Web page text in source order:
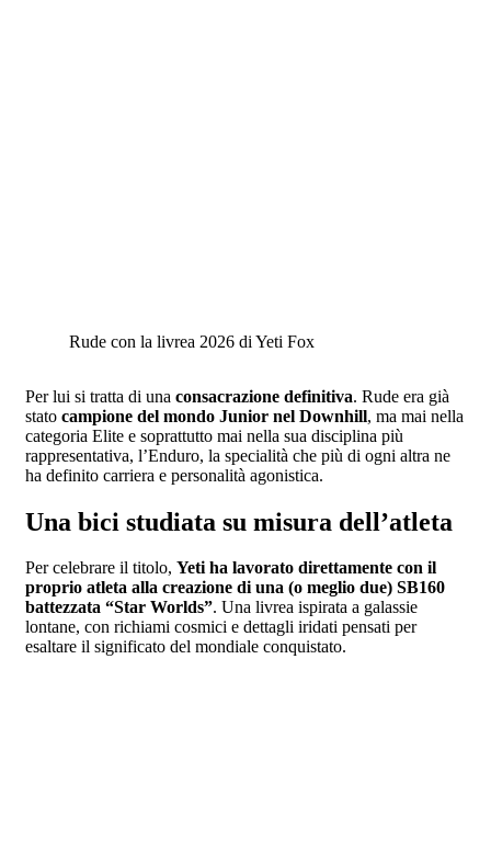
Rude con la livrea 2026 di Yeti Fox
Per lui si tratta di una consacrazione definitiva. Rude era già
stato campione del mondo Junior nel Downhill, ma mai nella
categoria Elite e soprattutto mai nella sua disciplina più
rappresentativa, l’Enduro, la specialità che più di ogni altra ne
ha definito carriera e personalità agonistica.
Una bici studiata su misura dell’atleta
Per celebrare il titolo, Yeti ha lavorato direttamente con il
proprio atleta alla creazione di una (o meglio due) SB160
battezzata “Star Worlds”. Una livrea ispirata a galassie
lontane, con richiami cosmici e dettagli iridati pensati per
esaltare il significato del mondiale conquistato.